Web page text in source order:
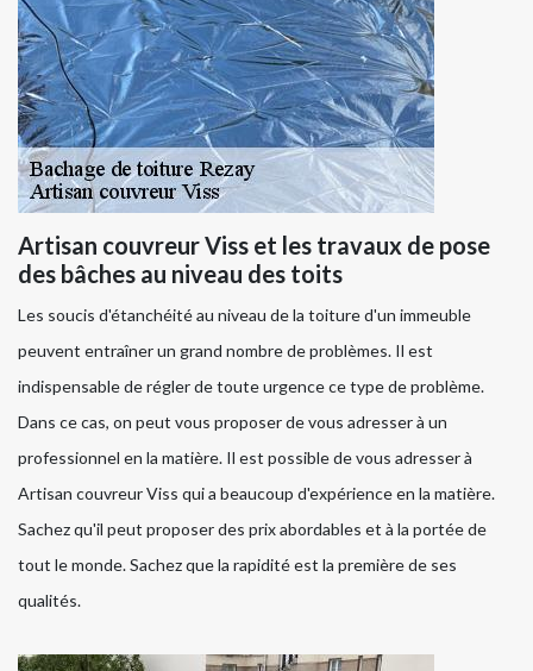
Artisan couvreur Viss et les travaux de pose
des bâches au niveau des toits
Les soucis d'étanchéité au niveau de la toiture d'un immeuble
peuvent entraîner un grand nombre de problèmes. Il est
indispensable de régler de toute urgence ce type de problème.
Dans ce cas, on peut vous proposer de vous adresser à un
professionnel en la matière. Il est possible de vous adresser à
Artisan couvreur Viss qui a beaucoup d'expérience en la matière.
Sachez qu'il peut proposer des prix abordables et à la portée de
tout le monde. Sachez que la rapidité est la première de ses
qualités.